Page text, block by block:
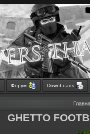
Форум DownLoads
GHETTO